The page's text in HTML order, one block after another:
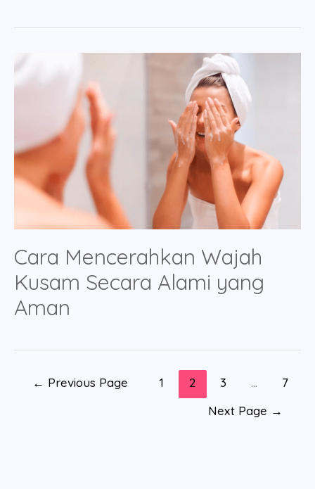
Cara Mencerahkan Wajah
Kusam Secara Alami yang
Aman
← Previous Page 1 2 3 …
7
Next Page →